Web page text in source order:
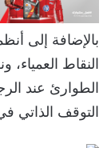
بالإضافة إلى
النقاط العمياء،
الطوارئ عند
التوقف الذاتي